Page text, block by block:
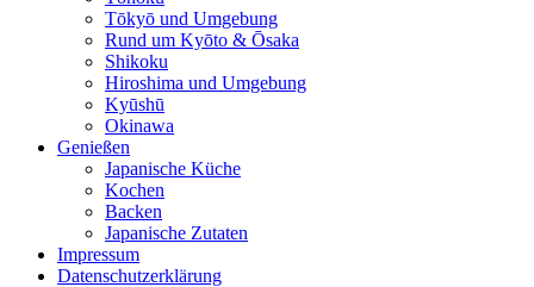
Tōkyō und Umgebung
Rund um Kyōto & Ōsaka
Shikoku
Hiroshima und Umgebung
Kyūshū
Okinawa
Genießen
Japanische Küche
Kochen
Backen
Japanische Zutaten
Impressum
Datenschutzerklärung